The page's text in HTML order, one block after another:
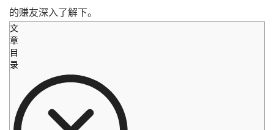
的赚友深入了解下。
文
章
目
录